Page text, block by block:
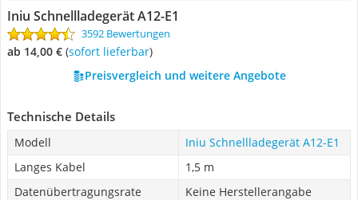
Iniu Schnellladegerät A12-E1
3592 Bewertungen
ab 14,00 € ( Sofort lieferbar)
Preisvergleich und weitere Angebote
Technische Details
Modell
Iniu Schnellladegerät A12-E1
Langes Kabel
1,5 m
Datenübertragungsrate
Keine Herstellerangabe